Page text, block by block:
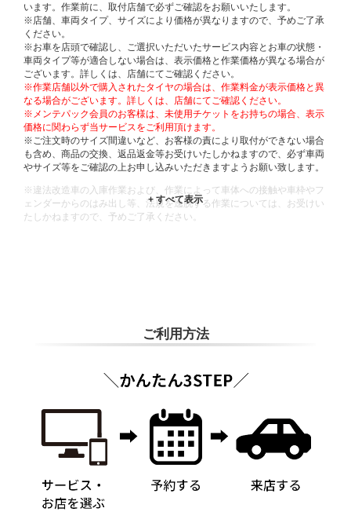
います。作業前に、取付店舗で必ずご確認をお願いいたします。
※店舗、車両タイプ、サイズにより価格が異なりますので、予めご了承
ください。
※お車を店頭で確認し、ご選択いただいたサービス内容とお車の状態・
車両タイプ等が適合しない場合は、表示価格と作業価格が異なる場合が
ございます。詳しくは、店舗にてご確認ください。
※作業店舗以外で購入されたタイヤの場合は、作業料金が表示価格と異
なる場合がございます。詳しくは、店舗にてご確認ください。
※メンテパック会員のお客様は、未使用チケットをお持ちの場合、表示
価格に関わらず当サービスをご利用頂けます。
※ご注文時のサイズ間違いなど、お客様の責により取付ができない場合
も含め、商品の交換、返品返金等お受けいたしかねますので、必ず車両
やサイズ等をご確認の上お申し込みいただきますようお願い致します。
※違法改造車の入庫作業および、作業によって車体への接触や車枠やフ
ェンダーからのはみ出し等、法規を逸脱する作業については、お受けい
たしかねますので、予めご了承ください。
ご利用方法